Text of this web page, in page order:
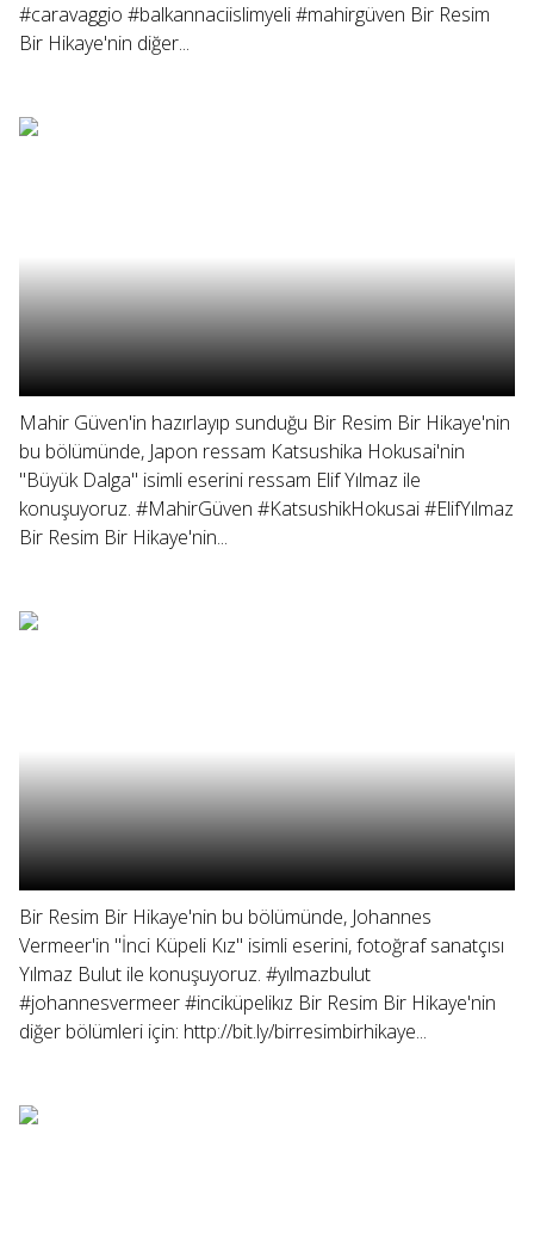
#caravaggio #balkannaciislimyeli #mahirgüven Bir Resim
Bir Hikaye'nin diğer...
Mahir Güven'in hazırlayıp sunduğu Bir Resim Bir Hikaye'nin
bu bölümünde, Japon ressam Katsushika Hokusai'nin
"Büyük Dalga" isimli eserini ressam Elif Yılmaz ile
konuşuyoruz. #MahirGüven #KatsushikHokusai #ElifYılmaz
Bir Resim Bir Hikaye'nin...
Bir Resim Bir Hikaye'nin bu bölümünde, Johannes
Vermeer'in "İnci Küpeli Kız" isimli eserini, fotoğraf sanatçısı
Yılmaz Bulut ile konuşuyoruz. #yılmazbulut
#johannesvermeer #inciküpelikız Bir Resim Bir Hikaye'nin
diğer bölümleri için: http://bit.ly/birresimbirhikaye...